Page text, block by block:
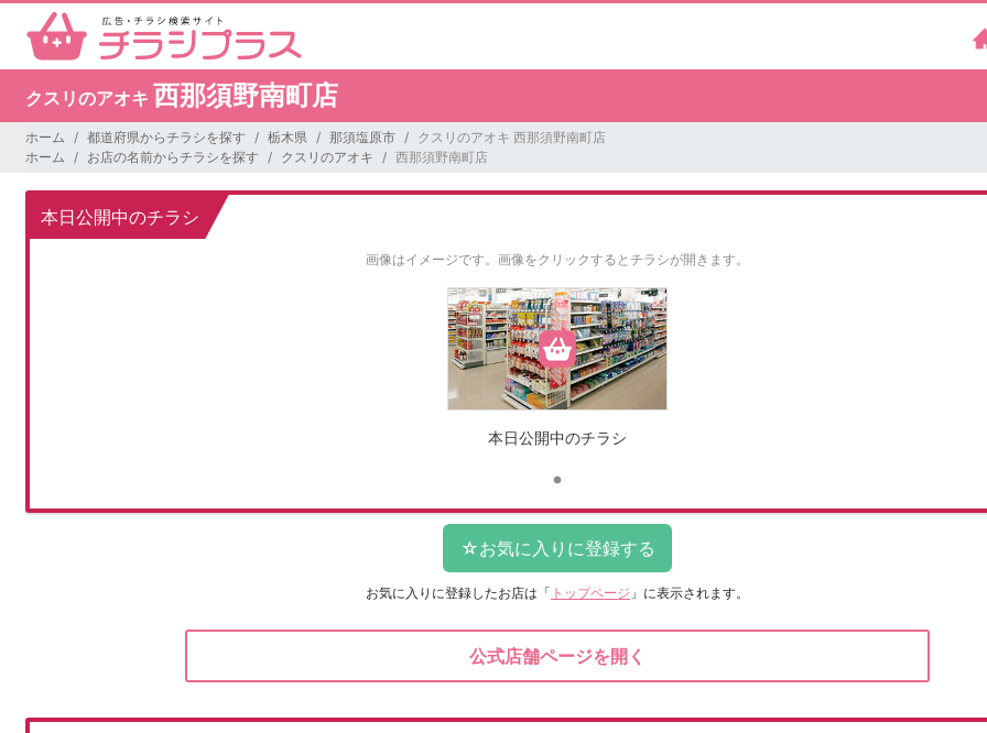
クスリのアオキ 西那須野南町店
ホーム 都道府県からチラシを探す 栃木県 那須塩原市
クスリのアオキ 西那須野南町店
ホーム
お店の名前からチラシを探す クスリのアオキ 西那須野南町店
本日公開中のチラシ
画像はイメージです。 画像をクリックするとチラシが開きます。
本日公開中のチラシ
お気に入りに登録したお店は 「 トップページ 」に表示されます。
公式店舗ページを開く